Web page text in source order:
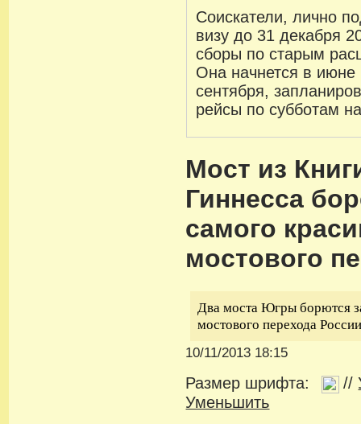
Соискатели, лично
визу до 31 декабря
сборы по старым
Она начнется в июне
сентября,
рейсы по субботам
Мост из
Гиннесса
самого
мостового
Два моста Югры борются
мостового перехода
10/11/2013 18:15
Размер шрифта: //
Уменьшить